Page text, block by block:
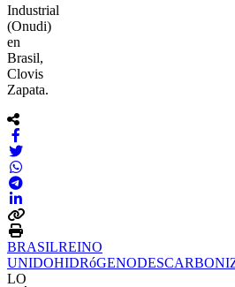
Industrial
(Onudi)
en
Brasil,
Clovis
Zapata.
BRASILREINO
UNIDOHIDRóGENO
LO